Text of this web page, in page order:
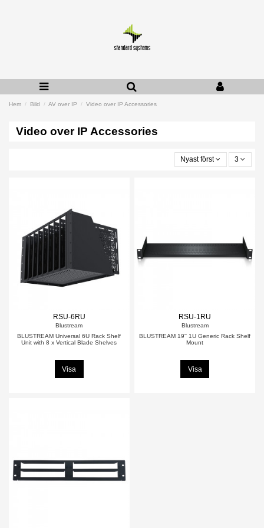
Hem Bild AV over IP Video over IP Accessories
Video over IP Accessories
Nyast först 3
RSU-6RU
Blustream
BLUSTREAM Universal 6U Rack Shelf
Unit with 8 x Vertical Blade Shelves
Visa
RSU-1RU
Blustream
BLUSTREAM 19'' 1U Generic Rack Shelf
Mount
Visa